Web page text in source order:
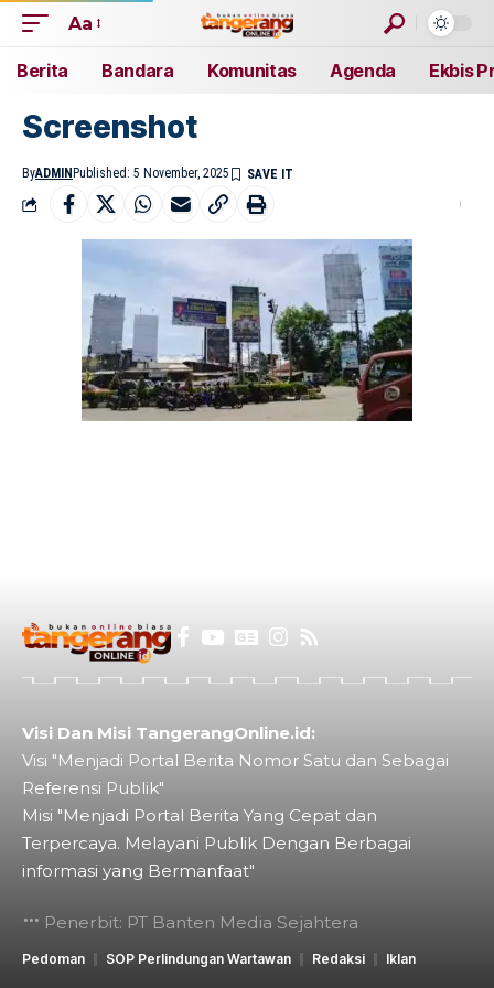
Aa
Berita Bandara Komunitas Agenda Ekbis
Screenshot
ByADMIN Published: 5 November, 2025
Visi Dan Misi TangerangOnline.id:
Visi "Menjadi Portal Berita Nomor Satu dan Sebagai
Referensi Publik"
Misi "Menjadi Portal Berita Yang Cepat dan
Terpercaya. Melayani Publik Dengan Berbagai
informasi yang Bermanfaat"
Penerbit: PT Banten Media Sejahtera
Pedoman SOP Perlindungan Wartawan Redaksi Iklan